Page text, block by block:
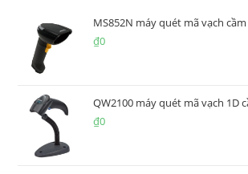
MS852N máy quét mã vạch
₫0
QW2100 máy quét mã vạch 1D
₫0